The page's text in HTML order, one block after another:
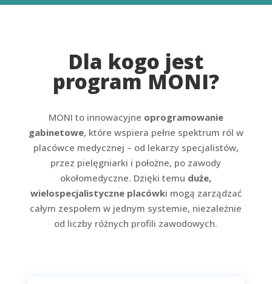
Dla kogo jest
program MONI?
MONI to innowacyjne oprogramowanie
gabinetowe, które wspiera pełne spektrum ról w
placówce medycznej – od lekarzy specjalistów,
przez pielęgniarki i położne, po zawody
okołomedyczne. Dzięki temu duże,
wielospecjalistyczne placówki mogą zarządzać
całym zespołem w jednym systemie, niezależnie
od liczby różnych profili zawodowych.